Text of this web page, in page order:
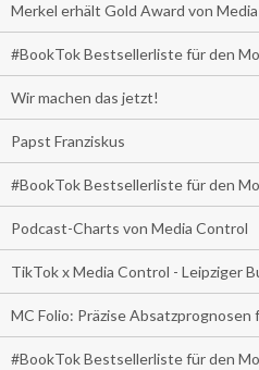
Merkel erhält Gold Award von
#BookTok Bestsellerliste für den
Wir machen das jetzt!
Papst Franziskus
#BookTok Bestsellerliste für den
Podcast-Charts von Media Control
TikTok x Media Control - Leipziger
MC Folio: Präzise Absatzprognosen
#BookTok Bestsellerliste für den